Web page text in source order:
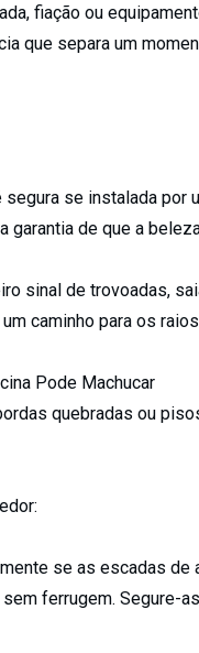
fiação ou
que separa um
se instalada por
de que a
sinal de trovoadas,
caminho para os
Pode Machucar
quebradas ou
se as escadas
ferrugem. Segure-